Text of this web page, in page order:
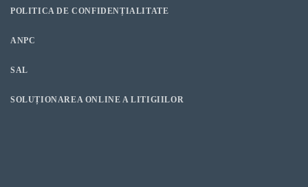
POLITICA DE CONFIDENȚIALITATE
ANPC
SAL
SOLUȚIONAREA ONLINE A LITIGIILOR